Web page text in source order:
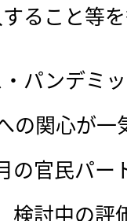
ること等
パンデミ
の関心が
の官民パ
検討中の評